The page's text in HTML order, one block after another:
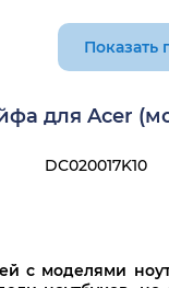
TS13-SB-811RU
Показать
для Acer
DC020017K10
с моделями